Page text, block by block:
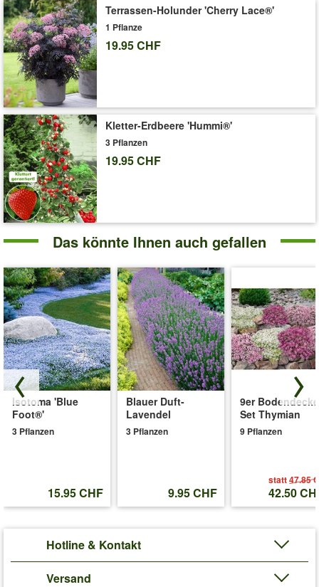
starke Erdbeerpflanzen. Alle Erdbeerpflanzen sind voll
durchwurzelt. (Fragaria x ananassa)
Doppelter Nutzen:
immertragend
leckerer Geschmack
Art.-Nr.:1004010
Liefergrösse:
7x7 cm-Topf
'Klettererdbeeren'
Pflege-Tipps
Terrassen-Holunder 'Cherry Lace®'
1 Pflanze
19.95 CHF
Kletter-Erdbeere 'Hummi®'
3 Pflanzen
19.95 CHF
Das könnte Ihnen auch gefallen
Isotoma 'Blue
Foot®'
3 Pflanzen
15.95 CHF
Blauer Duft-
Lavendel
3 Pflanzen
9.95 CHF
9er
Set Thymian
9 Pflanzen
statt47.85
42.50
Hotline & Kontakt
Versand